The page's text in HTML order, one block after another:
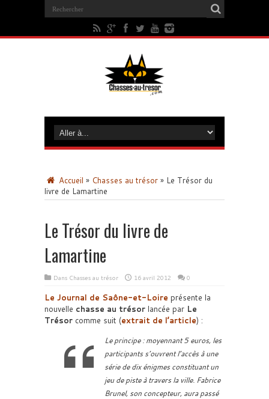
Accueil » Chasses au trésor » Le Trésor du
livre de Lamartine
Le Trésor du livre de
Lamartine
Dans Chasses au trésor 16 avril 2012 0
Le Journal de Saône-et-Loire présente la
nouvelle chasse au trésor lancée par Le
Trésor comme suit (extrait de l’article) :
Le principe : moyennant 5 euros, les
participants s’ouvrent l’accès à une
série de dix énigmes constituant un
jeu de piste à travers la ville. Fabrice
Brunel, son concepteur, aura passé